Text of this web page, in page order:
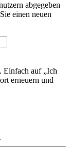
abgegeben
einen neuen
Einfach auf „Ich
erneuern und